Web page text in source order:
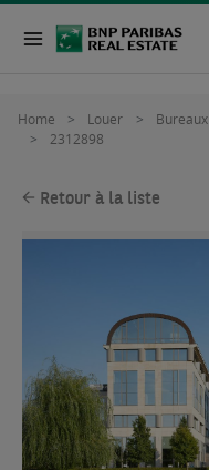
Home Louer Bureaux
2312898
Retour à la liste